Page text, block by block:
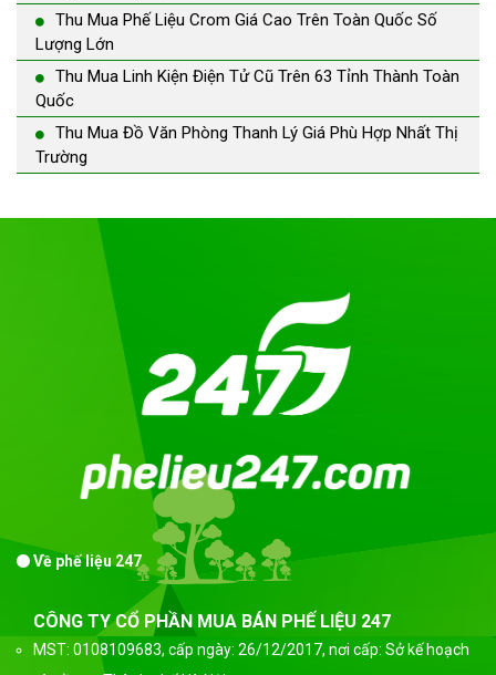
Thu Mua Phế Liệu Crom Giá Cao Trên Toàn Quốc Số
Lượng Lớn
Thu Mua Linh Kiện Điện Tử Cũ Trên 63 Tỉnh Thành Toàn
Quốc
Thu Mua Đồ Văn Phòng Thanh Lý Giá Phù Hợp Nhất Thị
Trường
Về phế liệu 247
CÔNG TY CỔ PHẦN MUA BÁN PHẾ LIỆU 247
MST: 0108109683, cấp ngày: 26/12/2017, nơi cấp: Sở kế hoạch